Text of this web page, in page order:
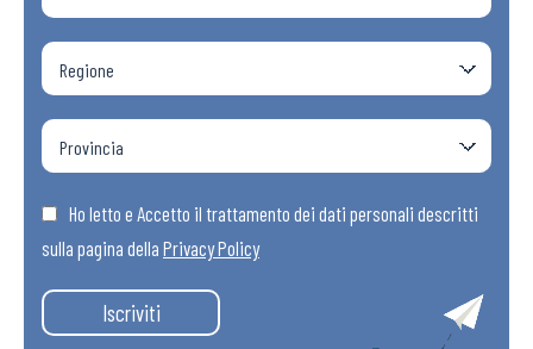
Ho letto e Accetto il trattamento dei dati personali descritti
sulla pagina della Privacy Policy
Iscriviti